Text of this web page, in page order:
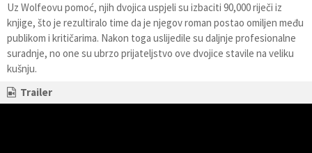
Uz Wolfeovu pomoć, njih dvojica uspjeli su izbaciti 90,000 riječi iz
knjige, što je rezultiralo time da je njegov roman postao omiljen među
publikom i kritičarima. Nakon toga uslijedile su daljnje profesionalne
suradnje, no one su ubrzo prijateljstvo ove dvojice stavile na veliku
kušnju.
Trailer